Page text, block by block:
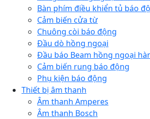
Bàn phím điều khiển tủ báo
Cảm biến cửa từ
Chuông còi báo động
Đầu dò hồng ngoại
Đầu báo Beam hồng ngoại
Cảm biến rung báo động
Phụ kiện báo động
Thiết bị âm thanh
Âm thanh Amperes
Âm thanh Bosch